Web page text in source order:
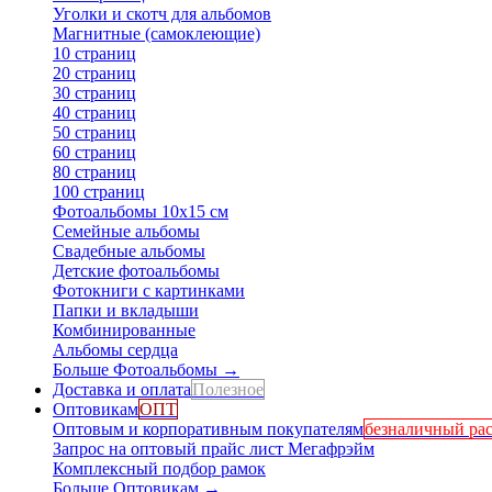
Уголки и скотч для альбомов
Магнитные (самоклеющие)
10 страниц
20 страниц
30 страниц
40 страниц
50 страниц
60 страниц
80 страниц
100 страниц
Фотоальбомы 10х15 см
Семейные альбомы
Свадебные альбомы
Детские фотоальбомы
Фотокниги с картинками
Папки и вкладыши
Комбинированные
Альбомы сердца
Больше Фотоальбомы →
Доставка и оплатаПолезное
ОптовикамОПТ
Оптовым и корпоративным покупателямбезналичный
Запрос на оптовый прайс лист Мегафрэйм
Комплексный подбор рамок
Больше Оптовикам →